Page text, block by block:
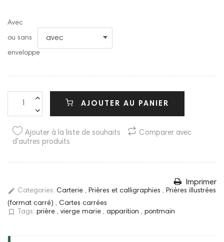
Avec
ou sans
enveloppe
AJOUTER AU PANIER
Ajouter à la liste de souhaits
Comparer avec
d'autres produits
Imprimer
edit Categories: Carterie , Prières et calligraphies , Prières illustrées
(format carré) , Cartes carrées
bookmark_border Tags: prière , vierge marie , apparition , pontmain